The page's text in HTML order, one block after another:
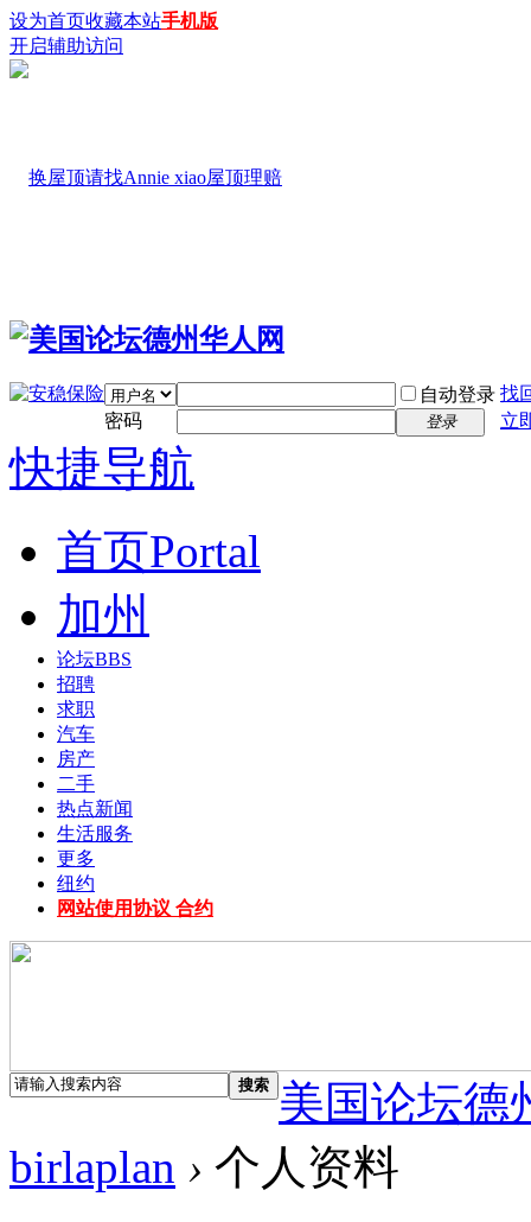
设为首页收藏本站手机版
开启辅助访问
自动登录 找
密码
登录 立
快捷导航
首页Portal
加州
论坛BBS
招聘
求职
汽车
房产
二手
热点新闻
生活服务
更多
纽约
网站使用协议 合约
搜索
美国论坛德
birlaplan › 个人资料